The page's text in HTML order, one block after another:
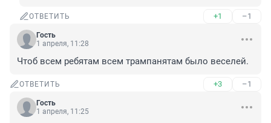
ОТВЕТИТЬ +1 –1
Гость
1 апреля, 11:28
Чтоб всем ребятам всем трампанятам было веселей.
ОТВЕТИТЬ +3 –1
Гость
1 апреля, 11:25